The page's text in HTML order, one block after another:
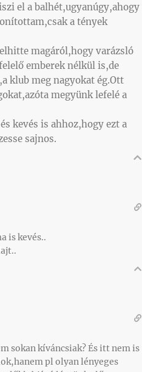
el a balhét,ugyanúgy,ahogy
a tények
magáról,hogy varázsló
emberek nélkül is,de
klub meg nagyokat ég.Ott
megyünk lefelé a
kevés is ahhoz,hogy ezt a
sajnos.
is kevés..
sokan kíváncsiak? És itt nem is
pl olyan lényeges